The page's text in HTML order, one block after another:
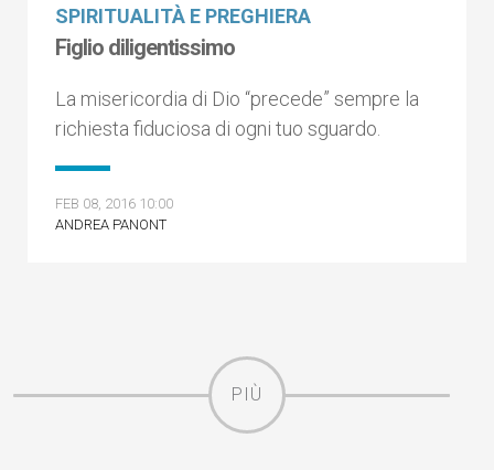
SPIRITUALITÀ E PREGHIERA
Figlio diligentissimo
La misericordia di Dio “precede” sempre la
richiesta fiduciosa di ogni tuo sguardo.
FEB 08, 2016 10:00
ANDREA PANONT
PIÙ